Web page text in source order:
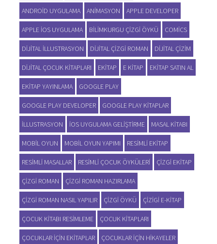
ANDROID UYGULAMA ANIMASYON APPLE DEVELOPER
APPLE IOS UYGULAMA BILIMKURGU ÇIZGI ÖYKÜ COMICS
DIJITAL ILLUSTRASYON DIJITAL ÇIZGI ROMAN DIJITAL ÇIZIM
DIJITAL ÇOCUK KITAPLARI EKITAP E KITAP EKITAP SATIN AL
EKITAP YAYINLAMA GOOGLE PLAY
GOOGLE PLAY DEVELOPER GOOGLE PLAY KITAPLAR
ILLUSTRASYON IOS UYGULAMA GELIŞTIRME MASAL KITABI
MOBIL OYUN MOBIL OYUN YAPIMI RESIMLI EKITAP
RESIMLI MASALLAR RESIMLI ÇOCUK ÖYKÜLERI ÇIZGI EKITAP
ÇIZGI ROMAN ÇIZGI ROMAN HAZIRLAMA
ÇIZGI ROMAN NASIL YAPILIR ÇIZGI ÖYKÜ ÇIZIGI E-KITAP
ÇOCUK KITABI RESIMLEME ÇOCUK KITAPLARI
ÇOCUKLAR IÇIN EKITAPLAR ÇOCUKLAR IÇIN HIKAYELER